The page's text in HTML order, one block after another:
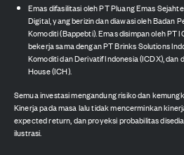
Emas difasilitasi oleh PT Pluang Emas
Digital, yang berizin dan diawasi oleh Badan
Komoditi (Bappebti). Emas disimpan oleh PT
bekerja sama dengan PT Brinks Solutions
Komoditi dan Derivatif Indonesia (ICDX), dan
House (ICH).
Semua investasi mengandung risiko dan
Kinerja pada masa lalu tidak mencerminkan
expected return, dan proyeksi probabilitas
ilustrasi.